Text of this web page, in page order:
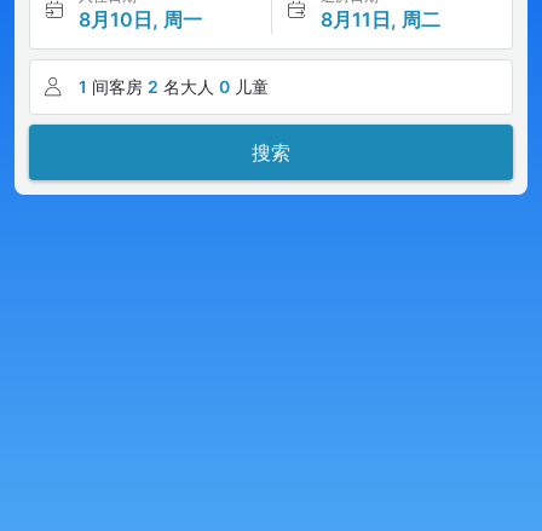
8月10日, 周一 8月11日, 周二
1 间客房 2 名大人 0 儿童
搜索